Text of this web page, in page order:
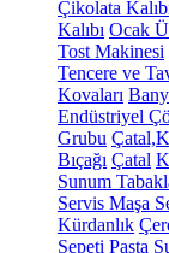
Çikolata
Kalıbı Ocak
Tost Makinesi
Tencere ve
Kovaları
Endüstriyel
Grubu
Bıçağı Çatal
Sunum
Servis Maşa
Kürdanlık
Sepeti Pasta